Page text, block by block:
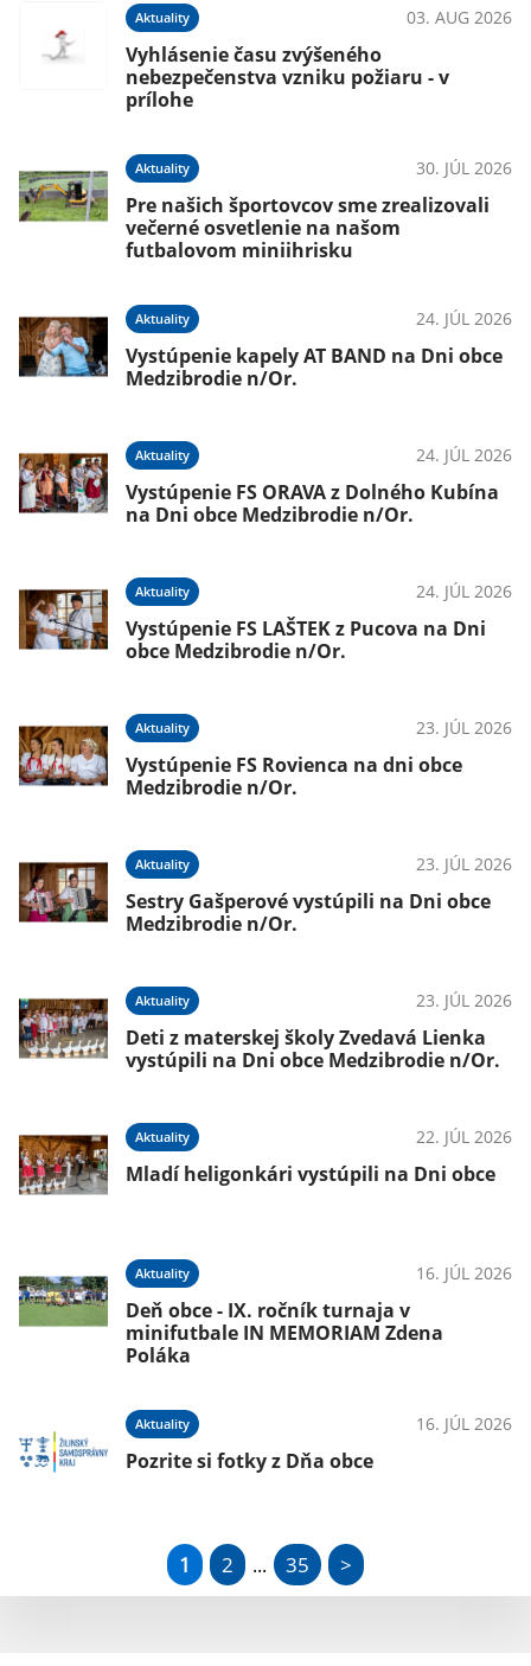
Aktuality 03. AUG 2026
Vyhlásenie času zvýšeného
nebezpečenstva vzniku požiaru - v
prílohe
Aktuality 30. JÚL 2026
Pre našich športovcov sme zrealizovali
večerné osvetlenie na našom
futbalovom miniihrisku
Aktuality 24. JÚL 2026
Vystúpenie kapely AT BAND na Dni obce
Medzibrodie n/Or.
Aktuality 24. JÚL 2026
Vystúpenie FS ORAVA z Dolného Kubína
na Dni obce Medzibrodie n/Or.
Aktuality 24. JÚL 2026
Vystúpenie FS LAŠTEK z Pucova na Dni
obce Medzibrodie n/Or.
Aktuality 23. JÚL 2026
Vystúpenie FS Rovienca na dni obce
Medzibrodie n/Or.
Aktuality 23. JÚL 2026
Sestry Gašperové vystúpili na Dni obce
Medzibrodie n/Or.
Aktuality 23. JÚL 2026
Deti z materskej školy Zvedavá Lienka
vystúpili na Dni obce Medzibrodie n/Or.
Aktuality 22. JÚL 2026
Mladí heligonkári vystúpili na Dni obce
Aktuality 16. JÚL 2026
Deň obce - IX. ročník turnaja v
minifutbale IN MEMORIAM Zdena
Poláka
Aktuality 16. JÚL 2026
Pozrite si fotky z Dňa obce
1 2 ... 35 >